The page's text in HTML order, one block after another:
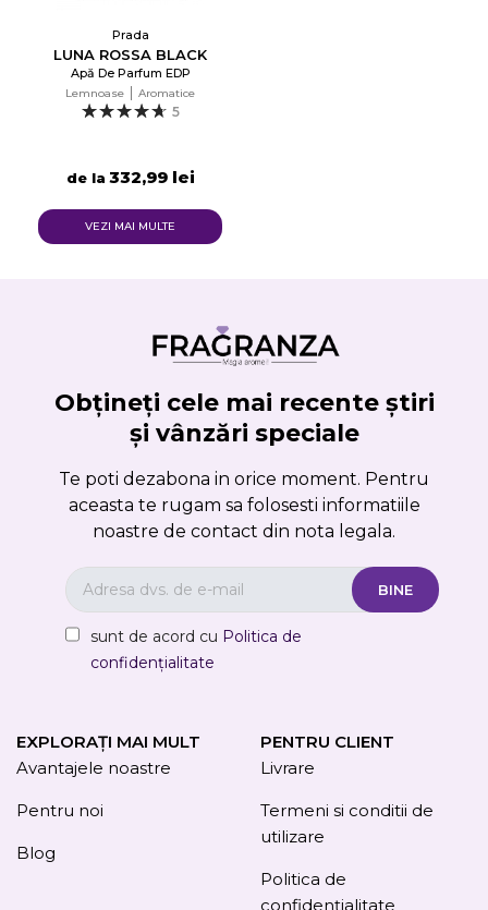
Prada
LUNA ROSSA BLACK
Apă De Parfum EDP
Lemnoase Aromatice
5
de la 332,99 lei
VEZI MAI MULTE
Obțineți cele mai recente știri
și vânzări speciale
Te poti dezabona in orice moment. Pentru
aceasta te rugam sa folosesti informatiile
noastre de contact din nota legala.
sunt de acord cu Politica de
confidențialitate
EXPLORAȚI MAI MULT
Avantajele noastre
Pentru noi
Blog
PENTRU CLIENT
Livrare
Termeni si conditii de
utilizare
Politica de
confidențialitate